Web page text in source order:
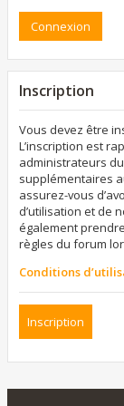
Inscription
Vous devez être
L’inscription est
administrateurs
supplémentaires
assurez-vous
d’utilisation et de
également
règles du forum
Conditions
Inscription